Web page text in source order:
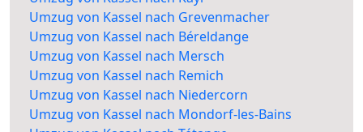
Umzug von Kassel nach Grevenmacher
Umzug von Kassel nach Béreldange
Umzug von Kassel nach Mersch
Umzug von Kassel nach Remich
Umzug von Kassel nach Niedercorn
Umzug von Kassel nach Mondorf-les-Bains